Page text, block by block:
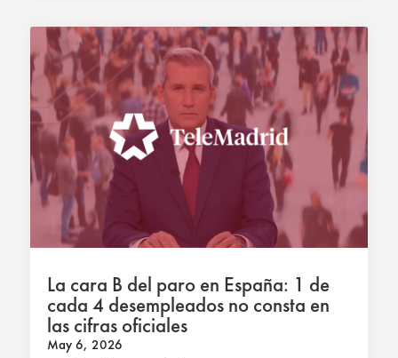
La cara B del paro en España: 1 de
cada 4 desempleados no consta en
las cifras oficiales
May 6, 2026